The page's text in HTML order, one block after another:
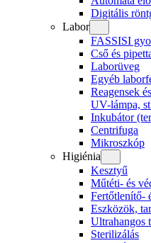
Digitális
Labor
FASSISI
Cső és
Laborüveg
Egyéb
Reagensek
UV-lámpa,
Inkubátor
Centrifuga
Mikroszkóp
Higiénia
Kesztyű
Műtéti- és
Fertőtlenítő-
Eszközök,
Ultrahangos
Sterilizálás